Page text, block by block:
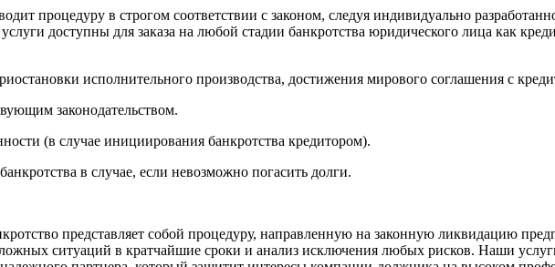
процедуру в строгом соответствии с законом, следуя индивидуально
доступны для заказа на любой стадии банкротства юридического лица как
исполнительного производства, достижения мирового соглашения с
законодательством.
(в случае инициирования банкротства кредитором).
в случае, если невозможно погасить долги.
представляет собой процедуру, направленную на законную ликвидацию
ситуаций в кратчайшие сроки и анализ исключения любых рисков. Наши